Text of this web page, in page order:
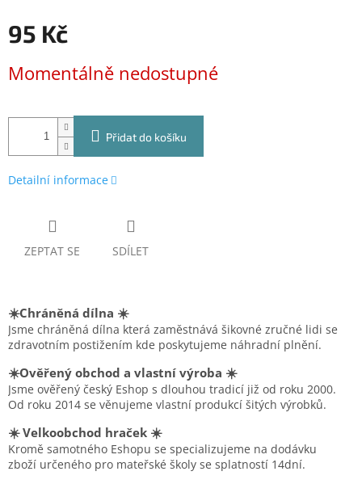
95 Kč
cena:
Momentálně nedostupné
Přidat do košíku
Detailní informace
ZEPTAT SE SDÍLET
☀️Chráněná dílna ☀️
Jsme chráněná dílna která zaměstnává šikovné zručné lidi se
zdravotním postižením kde poskytujeme náhradní plnění.
☀️Ověřený obchod a vlastní výroba ☀️
Jsme ověřený český Eshop s dlouhou tradicí již od roku 2000.
Od roku 2014 se věnujeme vlastní produkcí šitých výrobků.
☀️ Velkoobchod hraček ☀️
Kromě samotného Eshopu se specializujeme na dodávku
zboží určeného pro mateřské školy se splatností 14dní.